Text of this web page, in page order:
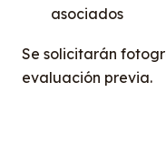
asociados
Se solicitarán
evaluación previa.